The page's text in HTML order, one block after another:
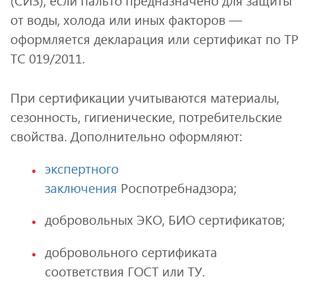
от воды, холода или иных факторов —
оформляется декларация или сертификат по ТР
ТС 019/2011.
При сертификации учитываются материалы,
сезонность, гигиенические, потребительские
свойства. Дополнительно оформляют:
экспертного
заключения Роспотребнадзора;
добровольных ЭКО, БИО сертификатов;
добровольного сертификата
соответствия ГОСТ или ТУ.